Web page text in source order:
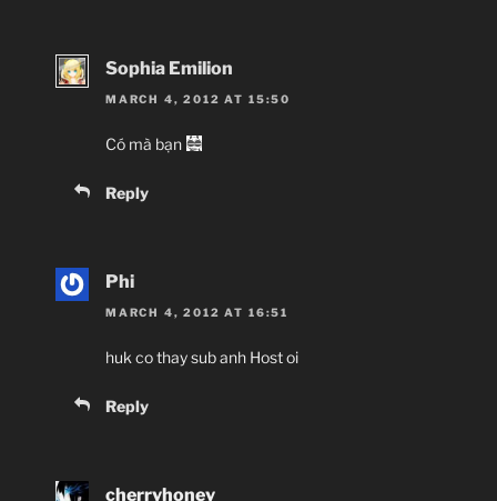
Sophia Emilion
MARCH 4, 2012 AT 15:50
Có mà bạn
Reply
Phi
MARCH 4, 2012 AT 16:51
huk co thay sub anh Host oi
Reply
cherryhoney